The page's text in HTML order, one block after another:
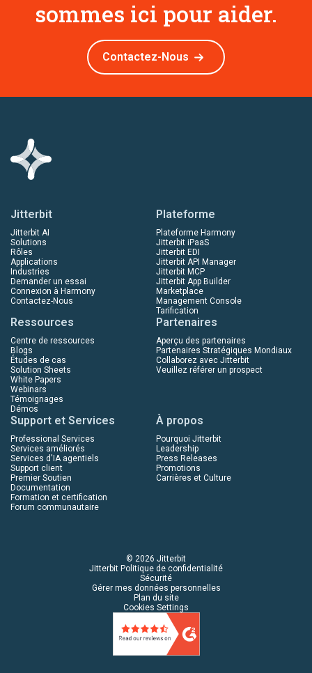
sommes ici pour aider.
Contactez-Nous
Jitterbit
Jitterbit AI
Solutions
Rôles
Applications
Industries
Demander un essai
Connexion à Harmony
Contactez-Nous
Plateforme
Plateforme Harmony
Jitterbit iPaaS
Jitterbit EDI
Jitterbit API Manager
Jitterbit MCP
Jitterbit App Builder
Marketplace
Management Console
Tarification
Ressources
Centre de ressources
Blogs
Études de cas
Solution Sheets
White Papers
Webinars
Témoignages
Démos
Partenaires
Aperçu des partenaires
Partenaires Stratégiques Mondiaux
Collaborez avec Jitterbit
Veuillez référer un prospect
Support et Services
Professional Services
Services améliorés
Services d'IA agentiels
Support client
Premier Soutien
Documentation
Formation et certification
Forum communautaire
À propos
Pourquoi Jitterbit
Leadership
Press Releases
Promotions
Carrières et Culture
© 2026 Jitterbit
Jitterbit Politique de confidentialité
Sécurité
Gérer mes données personnelles
Plan du site
Cookies Settings